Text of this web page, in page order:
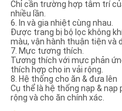
Chỉ cần trường hợp tâm trí
nhiều lần.
6. In và gia nhiệt cùng nhau.
Được trang bị bộ lọc không
màu, vận hành thuận tiện và
7. Mực tương thích.
Tương thích với mực phản
thích hợp cho in vải rộng.
8. Hệ thống cho ăn & đưa lên
Cụ thể là hệ thống nạp &
rộng và cho ăn chính xác.